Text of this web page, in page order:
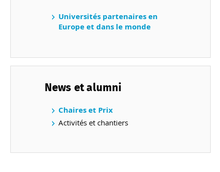
Universités partenaires en
Europe et dans le monde
News et alumni
Chaires et Prix
Activités et chantiers